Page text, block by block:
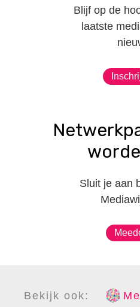
Blijf op de
laatste
Sluit je aan
Bekijk ook: